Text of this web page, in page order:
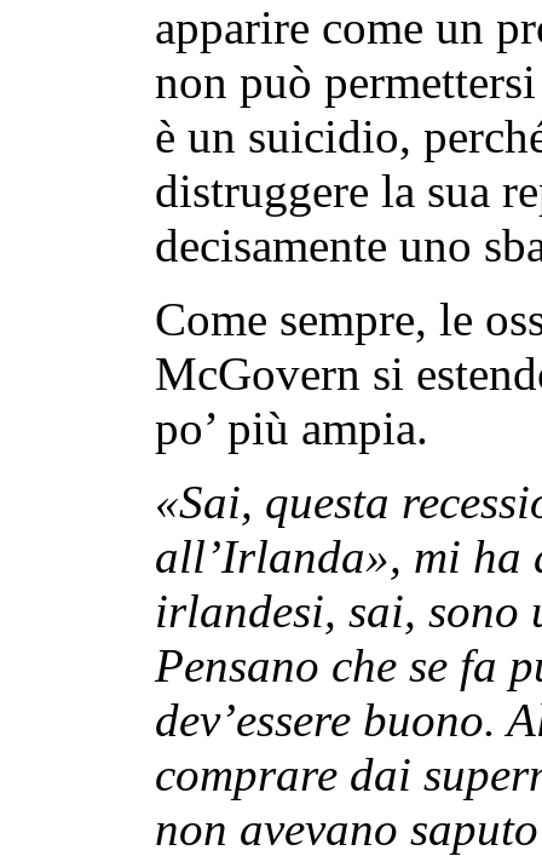
apparire come un
non può
è un suicidio,
distruggere la sua
decisamente uno
Come sempre, le
McGovern si
po’ più ampia.
«Sai, questa
all’Irlanda», mi ha
irlandesi, sai, sono
Pensano che se fa
dev’essere buono.
comprare dai
non avevano